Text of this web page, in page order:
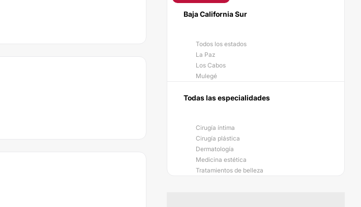
Baja California Sur
Todos los estados
La Paz
Los Cabos
Mulegé
Todas las especialidades
Cirugía íntima
Cirugía plástica
Dermatología
Medicina estética
Tratamientos de belleza